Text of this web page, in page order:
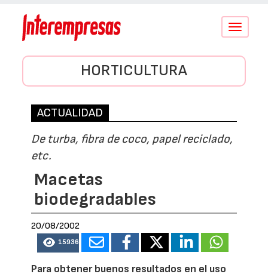
Conmutar
HORTICULTURA
ACTUALIDAD
De turba, fibra de coco, papel reciclado,
etc.
Macetas
biodegradables
20/08/2002
15936
Para obtener buenos resultados en el uso